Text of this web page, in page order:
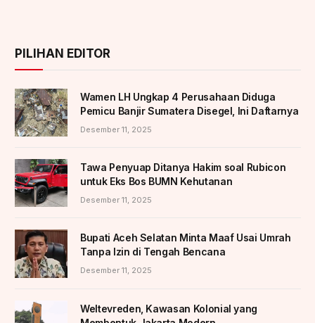
PILIHAN EDITOR
Wamen LH Ungkap 4 Perusahaan Diduga
Pemicu Banjir Sumatera Disegel, Ini Daftarnya
Desember 11, 2025
Tawa Penyuap Ditanya Hakim soal Rubicon
untuk Eks Bos BUMN Kehutanan
Desember 11, 2025
Bupati Aceh Selatan Minta Maaf Usai Umrah
Tanpa Izin di Tengah Bencana
Desember 11, 2025
Weltevreden, Kawasan Kolonial yang